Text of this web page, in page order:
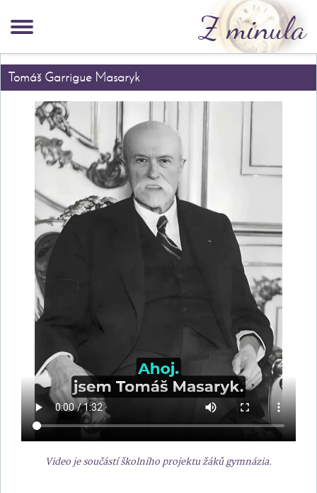
Z minula
Tomáš Garrigue Masaryk
Video je součástí školního projektu žáků gymnázia.